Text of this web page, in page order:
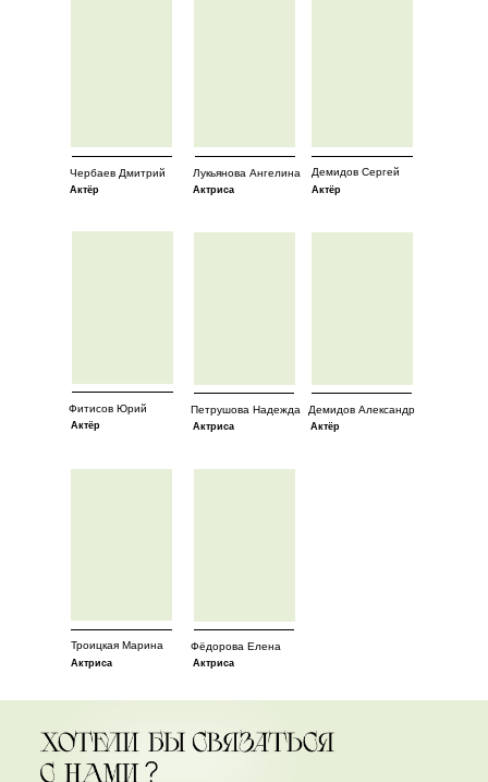
Демидов Сергей
Актёр
Актёр
Чербаев Дмитрий
Актриса
Лукьянова Ангелина
Актриса
Петрушова Надежда
Актёр
Фитисов Юрий
Актёр
Демидов Александр
Актриса
Фёдорова Елена
Троицкая Марина
Актриса